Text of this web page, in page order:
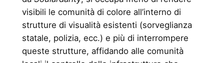
visibili le comunità di colore all’interno di
strutture di visualità esistenti (sorveglianza
statale, polizia, ecc.) e più di interrompere
queste strutture, affidando alle comunità